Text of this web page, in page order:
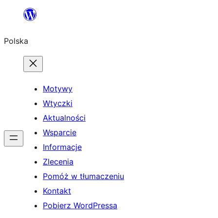
Przejdź
treści
Polska
Motywy
Wtyczki
Aktualności
Wsparcie
Informacje
Zlecenia
Pomóż w tłumaczeniu
Kontakt
Pobierz WordPressa